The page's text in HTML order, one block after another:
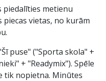
piedalīties metienu
vietas, no kurām
puse" ("Sporta skola" +
+ "Readymix"). Spēle
tik nopietna. Minūtes